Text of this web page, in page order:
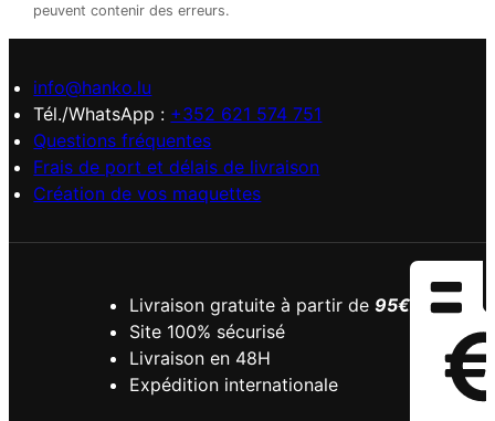
peuvent contenir des erreurs.
info@hanko.lu
Tél./WhatsApp : +352 621 574 751
Questions fréquentes
Frais de port et délais de livraison
Création de vos maquettes
Livraison gratuite à partir de 95€
Site 100% sécurisé
Livraison en 48H
Expédition internationale